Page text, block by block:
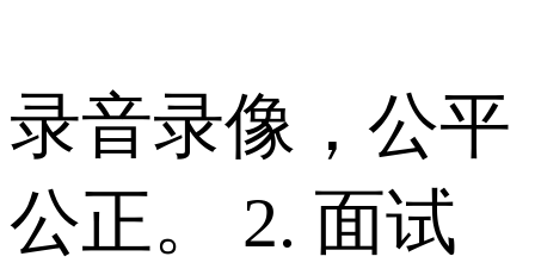
录音录像，公平
公正。 2. 面试